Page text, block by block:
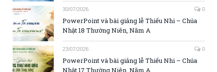
30/07/2026 0
PowerPoint và bài giảng lễ Thiếu Nhi – Chúa
Nhật 18 Thường Niên, Năm A
23/07/2026 0
PowerPoint và bài giảng lễ Thiếu Nhi – Chúa
Nhật 17 Thường Niên, Năm A